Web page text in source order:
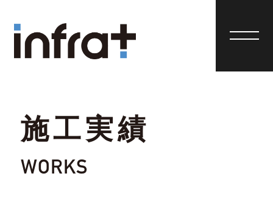
施工実績
WORKS